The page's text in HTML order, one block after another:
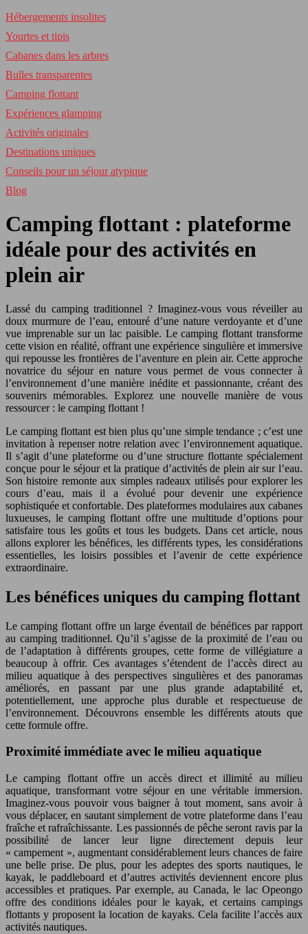
Hébergements insolites
Yourtes et tipis
Cabanes dans les arbres
Bulles transparentes
Camping flottant
Expériences glamping
Activités originales
Destinations uniques
Conseils pour un séjour atypique
Blog
Camping flottant : plateforme
idéale pour des activités en
plein air
Lassé du camping traditionnel ? Imaginez-vous vous réveiller au
doux murmure de l’eau, entouré d’une nature verdoyante et d’une
vue imprenable sur un lac paisible. Le camping flottant transforme
cette vision en réalité, offrant une expérience singulière et immersive
qui repousse les frontières de l’aventure en plein air. Cette approche
novatrice du séjour en nature vous permet de vous connecter à
l’environnement d’une manière inédite et passionnante, créant des
souvenirs mémorables. Explorez une nouvelle manière de vous
ressourcer : le camping flottant !
Le camping flottant est bien plus qu’une simple tendance ; c’est une
invitation à repenser notre relation avec l’environnement aquatique.
Il s’agit d’une plateforme ou d’une structure flottante spécialement
conçue pour le séjour et la pratique d’activités de plein air sur l’eau.
Son histoire remonte aux simples radeaux utilisés pour explorer les
cours d’eau, mais il a évolué pour devenir une expérience
sophistiquée et confortable. Des plateformes modulaires aux cabanes
luxueuses, le camping flottant offre une multitude d’options pour
satisfaire tous les goûts et tous les budgets. Dans cet article, nous
allons explorer les bénéfices, les différents types, les considérations
essentielles, les loisirs possibles et l’avenir de cette expérience
extraordinaire.
Les bénéfices uniques du camping flottant
Le camping flottant offre un large éventail de bénéfices par rapport
au camping traditionnel. Qu’il s’agisse de la proximité de l’eau ou
de l’adaptation à différents groupes, cette forme de villégiature a
beaucoup à offrir. Ces avantages s’étendent de l’accès direct au
milieu aquatique à des perspectives singulières et des panoramas
améliorés, en passant par une plus grande adaptabilité et,
potentiellement, une approche plus durable et respectueuse de
l’environnement. Découvrons ensemble les différents atouts que
cette formule offre.
Proximité immédiate avec le milieu aquatique
Le camping flottant offre un accès direct et illimité au milieu
aquatique, transformant votre séjour en une véritable immersion.
Imaginez-vous pouvoir vous baigner à tout moment, sans avoir à
vous déplacer, en sautant simplement de votre plateforme dans l’eau
fraîche et rafraîchissante. Les passionnés de pêche seront ravis par la
possibilité de lancer leur ligne directement depuis leur
« campement », augmentant considérablement leurs chances de faire
une belle prise. De plus, pour les adeptes des sports nautiques, le
kayak, le paddleboard et d’autres activités deviennent encore plus
accessibles et pratiques. Par exemple, au Canada, le lac Opeongo
offre des conditions idéales pour le kayak, et certains campings
flottants y proposent la location de kayaks. Cela facilite l’accès aux
activités nautiques.